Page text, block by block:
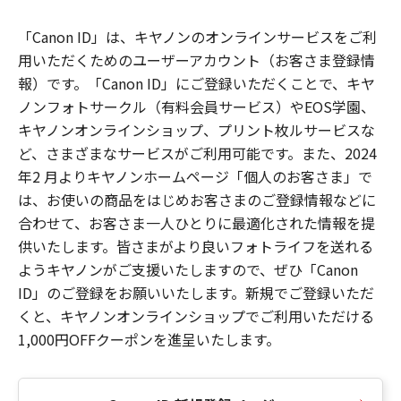
「Canon ID」は、キヤノンのオンラインサービスをご利
用いただくためのユーザーアカウント（お客さま登録情
報）です。「Canon ID」にご登録いただくことで、キヤ
ノンフォトサークル（有料会員サービス）やEOS学園、
キヤノンオンラインショップ、プリント枚ルサービスな
ど、さまざまなサービスがご利用可能です。また、2024
年2 月よりキヤノンホームページ「個人のお客さま」で
は、お使いの商品をはじめお客さまのご登録情報などに
合わせて、お客さま一人ひとりに最適化された情報を提
供いたします。皆さまがより良いフォトライフを送れる
ようキヤノンがご支援いたしますので、ぜひ「Canon
ID」のご登録をお願いいたします。新規でご登録いただ
くと、キヤノンオンラインショップでご利用いただける
1,000円OFFクーポンを進呈いたします。